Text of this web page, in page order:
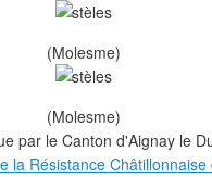
(Molesme)
(Molesme)
par le Canton d'Aignay le